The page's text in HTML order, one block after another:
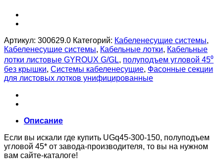
Артикул: 300629.0 Категорий: Кабеленесущие системы,
Кабеленесущие системы, Кабельные лотки, Кабельные
лотки листовые GYROUX G/GL, полуподъем угловой 45⁰
без крышки, Системы кабеленесущие, Фасонные секции
для листовых лотков унифицированные
Описание
Если вы искали где купить UGq45-300-150, полуподъем
угловой 45* от завода-производителя, то вы на нужном
вам сайте-каталоге!